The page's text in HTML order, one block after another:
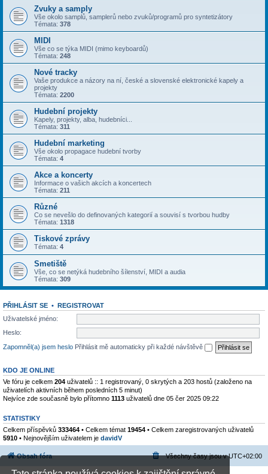
Zvuky a samply
Vše okolo samplů, samplerů nebo zvuků/programů pro syntetizátory
Témata: 378
MIDI
Vše co se týka MIDI (mimo keyboardů)
Témata: 248
Nové tracky
Vaše produkce a názory na ní, české a slovenské elektronické kapely a
projekty
Témata: 2200
Hudební projekty
Kapely, projekty, alba, hudebníci...
Témata: 311
Hudební marketing
Vše okolo propagace hudební tvorby
Témata: 4
Akce a koncerty
Informace o vašich akcích a koncertech
Témata: 211
Různé
Co se nevešlo do definovaných kategorií a souvisí s tvorbou hudby
Témata: 1318
Tiskové zprávy
Témata: 4
Smetiště
Vše, co se netýká hudebního šílenství, MIDI a audia
Témata: 309
PŘIHLÁSIT SE • REGISTROVAT
Uživatelské jméno:
Heslo:
Zapomněl(a) jsem heslo Přihlásit mě automaticky při každé návštěvě
KDO JE ONLINE
Ve fóru je celkem 204 uživatelů :: 1 registrovaný, 0 skrytých a 203 hostů (založeno na
uživatelích aktivních během posledních 5 minut)
Nejvíce zde současně bylo přítomno 1113 uživatelů dne 05 čer 2025 09:22
STATISTIKY
Celkem příspěvků 333464 • Celkem témat 19454 • Celkem zaregistrovaných uživatelů
5910 • Nejnovějším uživatelem je davidV
Obsah fóra Všechny časy jsou vUTC+02:00